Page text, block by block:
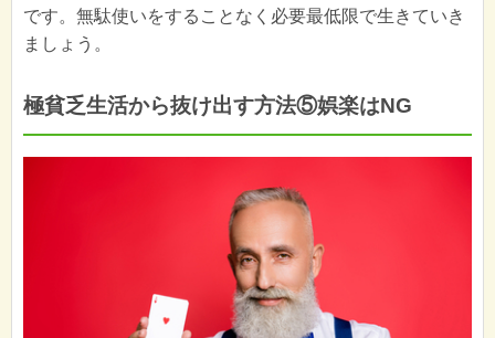
です。無駄使いをすることなく必要最低限で生きていき
ましょう。
極貧乏生活から抜け出す方法⑤娯楽はNG